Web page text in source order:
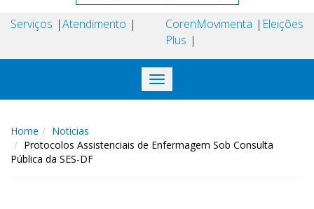
Serviços Atendimento
Coren
Plus
Movimenta Eleições
Toggle
navigation
Home
Noticias
Protocolos Assistenciais de Enfermagem Sob Consulta
Pública da SES-DF